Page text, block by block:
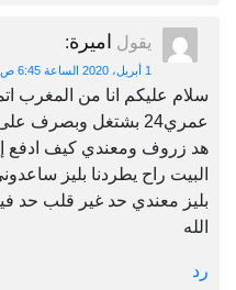
يقول اميرة:
1 أبريل، 2020 الساعة 6:45 ص
سلام عليكم انا من المغرب
عمري24 بشتغل
هد زروف ومعندي كيف ادفع
البيت راح يطردنا بليز
بليز معندي حد غير قلب حد
الله
رد